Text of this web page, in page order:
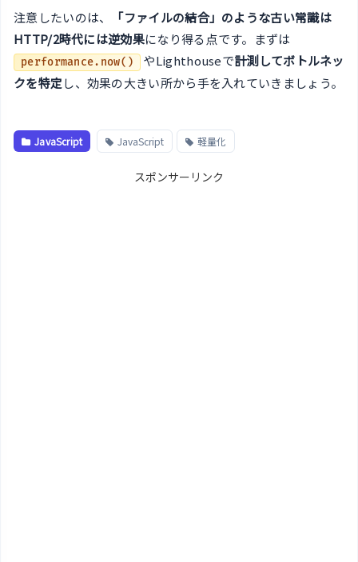
注意したいのは、
「ファイルの結合」のような古い常識は
HTTP/2時代には逆効果になり得る点です。まずは
performance.now() やLighthouseで計測してボトルネッ
クを特定し、効果の大きい所から手を入れていきましょう。
JavaScript JavaScript 軽量化
スポンサーリンク